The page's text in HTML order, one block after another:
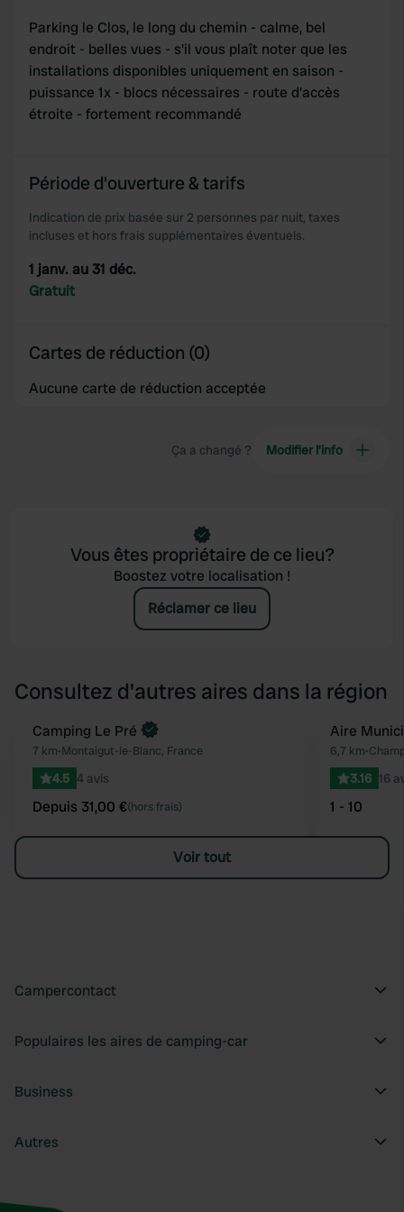
Parking le Clos, le long du chemin - calme, bel
endroit - belles vues - s'il vous plaît noter que les
installations disponibles uniquement en saison -
puissance 1x - blocs nécessaires - route d'accès
étroite - fortement recommandé
Période d'ouverture & tarifs
Indication de prix basée sur 2 personnes par nuit, taxes
incluses et hors frais supplémentaires éventuels.
1 janv. au 31 déc.
Gratuit
Cartes de réduction (0)
Aucune carte de réduction acceptée
Ça a changé ? Modifier l’info
Vous êtes propriétaire de ce lieu?
Boostez votre localisation !
Réclamer ce lieu
Consultez d'autres aires dans la région
Préféré
Reserve maintenant
Camping Le Pré
7 km•Montaigut-le-Blanc, France
4.5 4 avis
Depuis 31,00 €(hors frais)
Aire
6,7 km•
3.16 16
1 - 10
Voir tout
Campercontact
Populaires les aires de camping-car
Business
Autres